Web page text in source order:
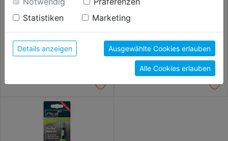
13,99€
Longlife
18,99€
unter anderem auch in den USA, verarbeitet.
Durch Klick auf "Alle Cookies erlauben" stimmst du
der Verwendung aller Cookies zu. Unter "Details
anzeigen" findest du alle Infos zu den
unterschiedlichen Cookies, unter "Cookies
Konfigurieren" kannst du auswählen, welche Cookies
du zulassen möchtest und welche nicht.
Datenschutzerklärung
Statistiken
Marketing
Details anzeigen Ausgewählte Cookies erlauben
Alle Cookies erlauben